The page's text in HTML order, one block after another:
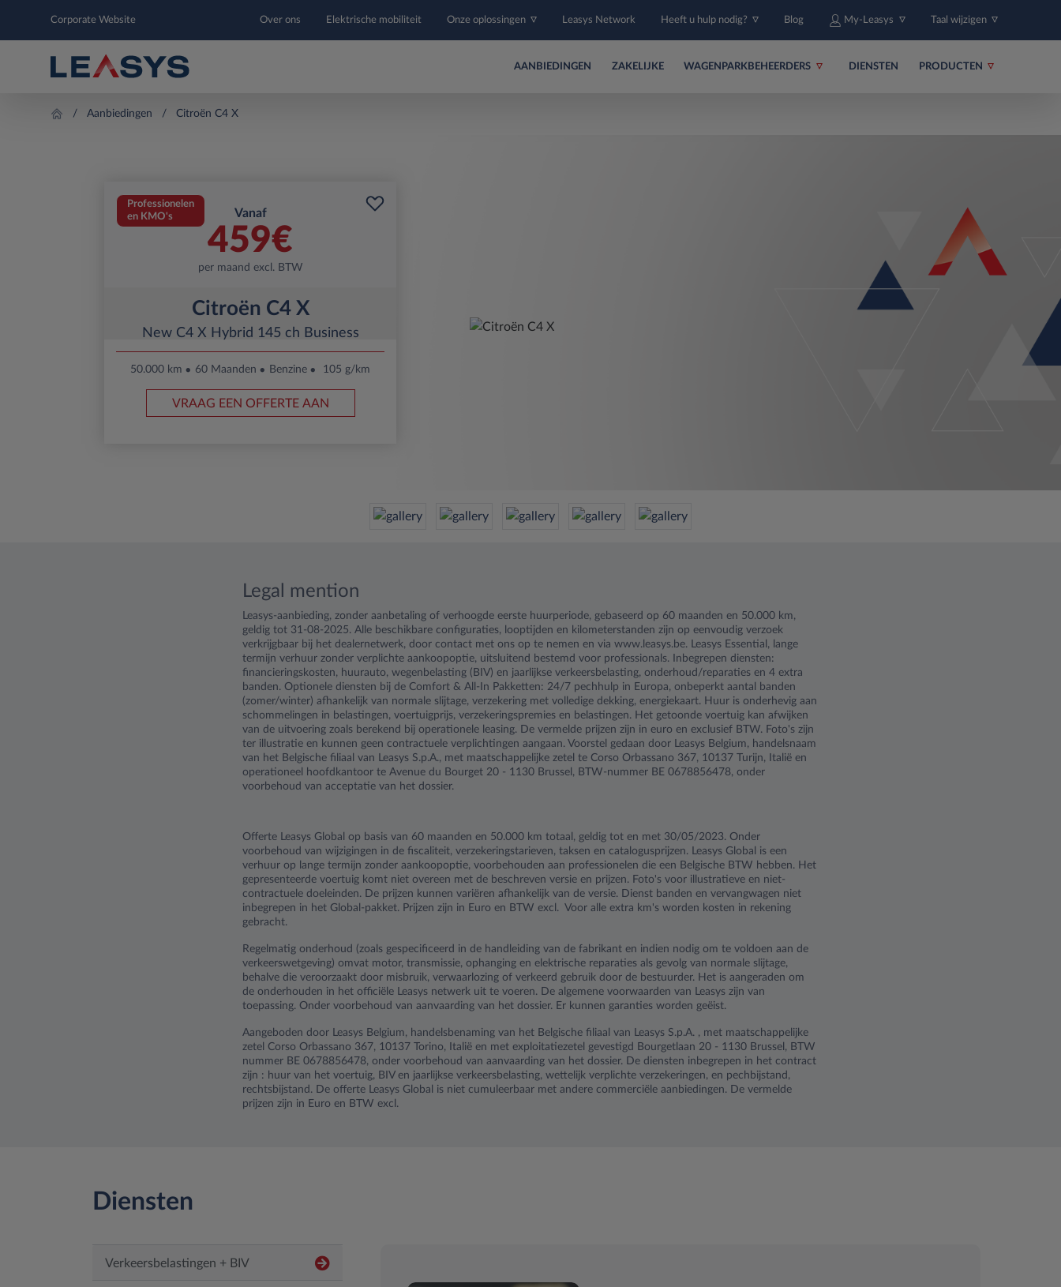
Corporate Website Over ons Elektrische mobiliteit Onze oplossingen Leasys Network Heeft u hulp nodig? Blog My-Leasys Taal wijzigen
AANBIEDINGEN ZAKELIJKE WAGENPARKBEHEERDERS DIENSTEN PRODUCTEN
Aanbiedingen Citroën C4 X
Professionelen
en KMO's
Vanaf
459€
per maand excl. BTW
Citroën C4 X
New C4 X Hybrid 145 ch Business
50.000 km 60 Maanden Benzine 105 g/km
VRAAG EEN OFFERTE AAN
Legal mention
Leasys-aanbieding, zonder aanbetaling of verhoogde eerste huurperiode, gebaseerd op 60 maanden en 50.000 km,
geldig tot 31-08-2025. Alle beschikbare configuraties, looptijden en kilometerstanden zijn op eenvoudig verzoek
verkrijgbaar bij het dealernetwerk, door contact met ons op te nemen en via www.leasys.be. Leasys Essential, lange
termijn verhuur zonder verplichte aankoopoptie, uitsluitend bestemd voor professionals. Inbegrepen diensten:
financieringskosten, huurauto, wegenbelasting (BIV) en jaarlijkse verkeersbelasting, onderhoud/reparaties en 4 extra
banden. Optionele diensten bij de Comfort & All-In Pakketten: 24/7 pechhulp in Europa, onbeperkt aantal banden
(zomer/winter) afhankelijk van normale slijtage, verzekering met volledige dekking, energiekaart. Huur is onderhevig aan
schommelingen in belastingen, voertuigprijs, verzekeringspremies en belastingen. Het getoonde voertuig kan afwijken
van de uitvoering zoals berekend bij operationele leasing. De vermelde prijzen zijn in euro en exclusief BTW. Foto's zijn
ter illustratie en kunnen geen contractuele verplichtingen aangaan. Voorstel gedaan door Leasys Belgium, handelsnaam
van het Belgische filiaal van Leasys S.p.A., met maatschappelijke zetel te Corso Orbassano 367, 10137 Turijn, Italië en
operationeel hoofdkantoor te Avenue du Bourget 20 - 1130 Brussel, BTW-nummer BE 0678856478, onder
voorbehoud van acceptatie van het dossier.
Offerte Leasys Global op basis van 60 maanden en 50.000 km totaal, geldig tot en met 30/05/2023. Onder
voorbehoud van wijzigingen in de fiscaliteit, verzekeringstarieven, taksen en catalogusprijzen. Leasys Global is een
verhuur op lange termijn zonder aankoopoptie, voorbehouden aan professionelen die een Belgische BTW hebben. Het
gepresenteerde voertuig komt niet overeen met de beschreven versie en prijzen. Foto's voor illustratieve en niet-
contractuele doeleinden. De prijzen kunnen variëren afhankelijk van de versie. Dienst banden en vervangwagen niet
inbegrepen in het Global-pakket. Prijzen zijn in Euro en BTW excl. Voor alle extra km's worden kosten in rekening
gebracht.
Regelmatig onderhoud (zoals gespecificeerd in de handleiding van de fabrikant en indien nodig om te voldoen aan de
verkeerswetgeving) omvat motor, transmissie, ophanging en elektrische reparaties als gevolg van normale slijtage,
behalve die veroorzaakt door misbruik, verwaarlozing of verkeerd gebruik door de bestuurder. Het is aangeraden om
de onderhouden in het officiële Leasys netwerk uit te voeren. De algemene voorwaarden van Leasys zijn van
toepassing. Onder voorbehoud van aanvaarding van het dossier. Er kunnen garanties worden geëist.
Aangeboden door Leasys Belgium, handelsbenaming van het Belgische filiaal van Leasys S.p.A. , met maatschappelijke
zetel Corso Orbassano 367, 10137 Torino, Italië en met exploitatiezetel gevestigd Bourgetlaan 20 - 1130 Brussel, BTW
nummer BE 0678856478, onder voorbehoud van aanvaarding van het dossier. De diensten inbegrepen in het contract
zijn : huur van het voertuig, BIV en jaarlijkse verkeersbelasting, wettelijk verplichte verzekeringen, en pechbijstand,
rechtsbijstand. De offerte Leasys Global is niet cumuleerbaar met andere commerciële aanbiedingen. De vermelde
prijzen zijn in Euro en BTW excl.
Diensten
Verkeersbelastingen + BIV